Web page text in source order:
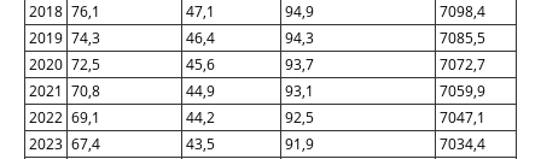
2018 76,1 47,1 94,9
7098,4
2019 74,3 46,4 94,3
7085,5
2020 72,5 45,6 93,7
7072,7
2021 70,8 44,9 93,1
7059,9
2022 69,1 44,2 92,5
7047,1
2023 67,4 43,5 91,9
7034,4